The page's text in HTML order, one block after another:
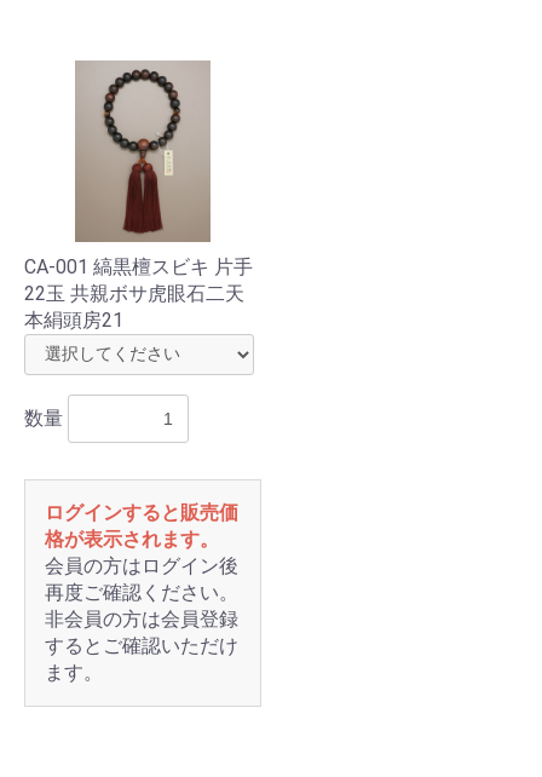
CA-001 縞黒檀スビキ 片手
22玉 共親ボサ虎眼石二天
本絹頭房21
数量
ログインすると販売価
格が表示されます。
会員の方はログイン後
再度ご確認ください。
非会員の方は会員登録
するとご確認いただけ
ます。